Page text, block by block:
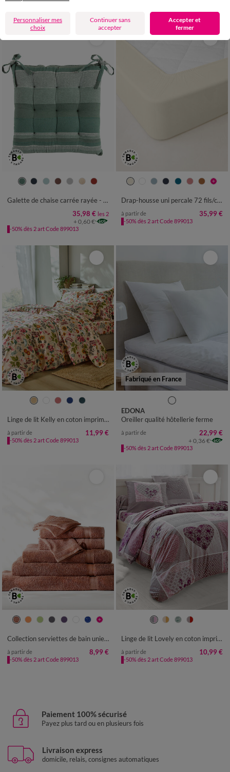
Galette de chaise carrée rayée - lot de 2
35,98 € les 2
+ 0,60 €
-50% dès 2 art Code 899013
Drap-housse uni percale 72 fils/cm² - bonnet 40 cm
à partir de 35,99 €
-50% dès 2 art Code 899013
Linge de lit Kelly en coton imprimé floral
à partir de 11,99 €
-50% dès 2 art Code 899013
Fabriqué en France
EDONA
Oreiller qualité hôtellerie ferme
à partir de 22,99 €
+ 0,36 €
-50% dès 2 art Code 899013
Collection serviettes de bain unies - confort moelleux 420 g/m²
à partir de 8,99 €
-50% dès 2 art Code 899013
Linge de lit Lovely en coton imprimé coeurs
à partir de 10,99 €
-50% dès 2 art Code 899013
Paiement 100% sécurisé
Payez plus tard ou en plusieurs fois
Livraison express
domicile, relais, consignes automatiques
Personnaliser mes
choix
Continuer sans
accepter
Accepter et
fermer